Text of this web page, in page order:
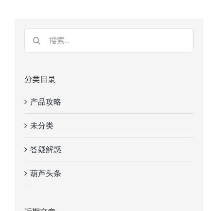
分类目录
产品攻略
未分类
答疑解惑
葫芦头条